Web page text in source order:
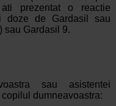
ati prezentat o reactie
doze de Gardasil sau
sau Gardasil 9.
sau asistentei
dumneavoastra: